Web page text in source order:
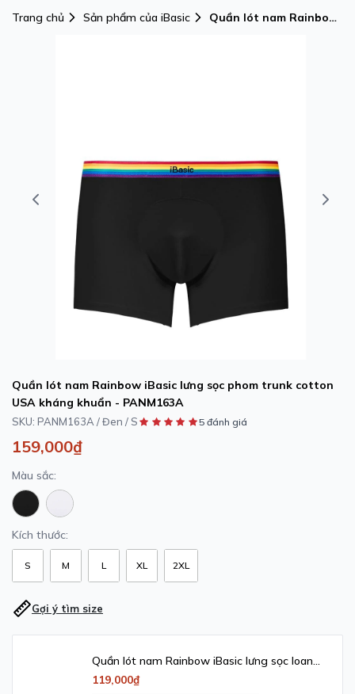
Trang chủ Sản phẩm của iBasic
Quần lót nam Rainbow
Quần lót nam Rainbow iBasic lưng sọc phom trunk cotton
USA kháng khuẩn - PANM163A
SKU: PANM163A / Đen / S 5 đánh giá
159,000₫
Màu sắc:
Kích thước:
S M L XL 2XL
Gợi ý tìm size
Quần lót nam Rainbow iBasic lưng sọc loang
phom brief tam giác cotton USA kháng
khuẩn - PANM162B
119,000₫